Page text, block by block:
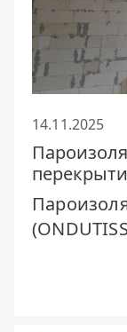
14.11.2025